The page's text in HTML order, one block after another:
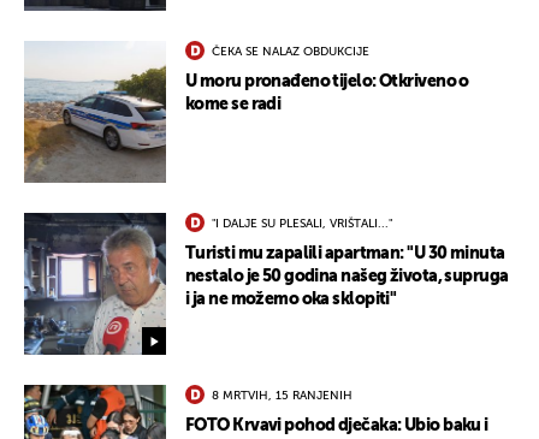
ČEKA SE NALAZ OBDUKCIJE
U moru pronađeno tijelo: Otkriveno o
kome se radi
"I DALJE SU PLESALI, VRIŠTALI..."
Turisti mu zapalili apartman: "U 30 minuta
nestalo je 50 godina našeg života, supruga
i ja ne možemo oka sklopiti"
8 MRTVIH, 15 RANJENIH
FOTO Krvavi pohod dječaka: Ubio baku i